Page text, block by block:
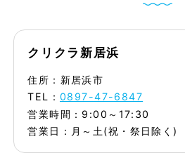
クリクラ新居浜
住所：新居浜市
TEL： 0897-47-6847
営業時間：9:00～17:30
営業日：月～土(祝・祭日除く)